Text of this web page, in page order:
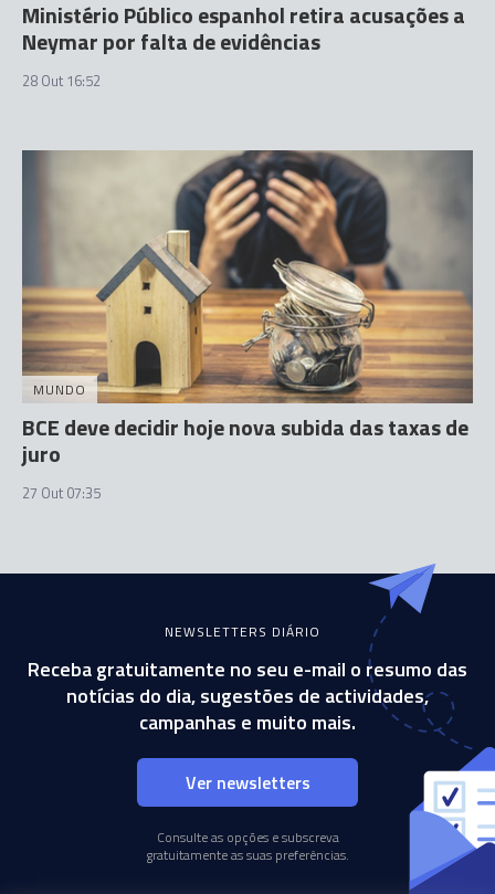
Ministério Público espanhol retira acusações a
Neymar por falta de evidências
28 Out 16:52
MUNDO
BCE deve decidir hoje nova subida das taxas de
juro
27 Out 07:35
NEWSLETTERS DIÁRIO
Receba gratuitamente no seu e-mail o resumo das
notícias do dia, sugestões de actividades,
campanhas e muito mais.
Ver newsletters
Consulte as opções e subscreva
gratuitamente as suas preferências.